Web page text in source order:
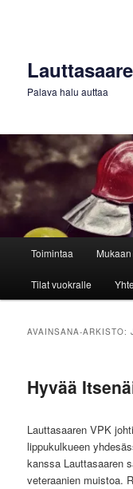
Palava halu auttaa
Toimintaa
Tilat vuokralle
AVAINSANA-ARKISTO:
Hyvää
Lauttasaaren VPK
lippukulkueen
kanssa Lauttasaaren
veteraanien muistoa.